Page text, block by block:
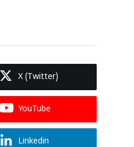
X (Twitter)
YouTube
Linkedin